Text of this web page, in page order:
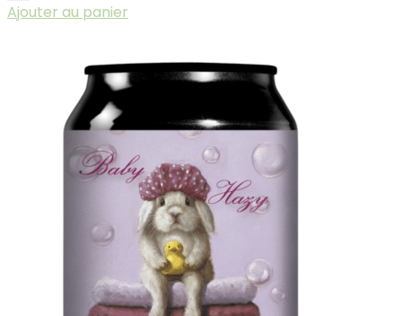
Ajouter au panier